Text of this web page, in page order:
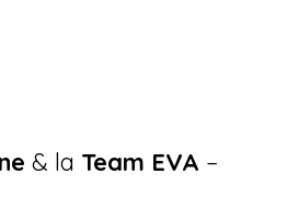
& la Team EVA –